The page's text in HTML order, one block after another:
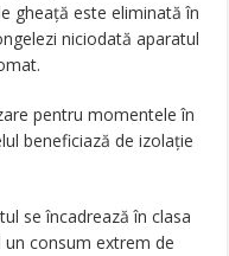
gheață este eliminată în
niciodată aparatul
pentru momentele în
beneficiază de izolație
se încadrează în clasa
consum extrem de